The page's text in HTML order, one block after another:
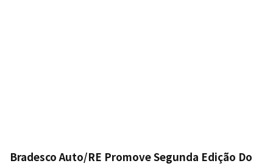
Bradesco Auto/RE Promove Segunda Edição Do